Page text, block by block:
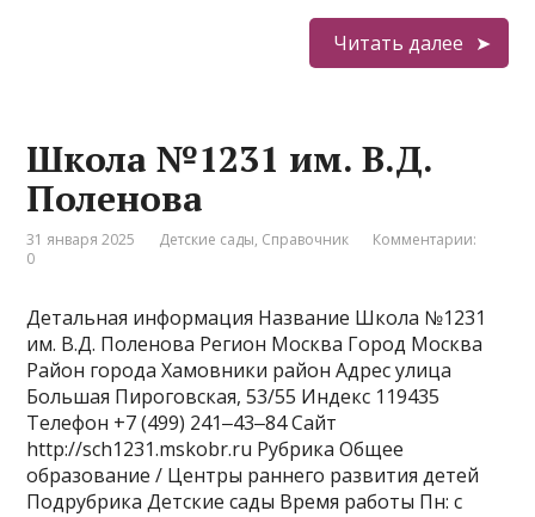
Читать далее
Школа №1231 им. В.Д.
Поленова
31 января 2025 Детские сады, Справочник
Комментарии:
0
Детальная информация Название Школа №1231
им. В.Д. Поленова Регион Москва Город Москва
Район города Хамовники район Адрес улица
Большая Пироговская, 53/55 Индекс 119435
Телефон +7 (499) 241‒43‒84 Сайт
http://sch1231.mskobr.ru Рубрика Общее
образование / Центры раннего развития детей
Подрубрика Детские сады Время работы Пн: с